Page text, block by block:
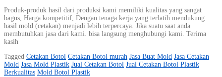
Produk-produk hasil dari produksi kami memiliki kualitas yang sangat
bagus, Harga kompetitif, Dengan tenaga kerja yang terlatih mendukung
hasil mold (cetakan) menjadi lebih terpercaya. Jika suatu saat anda
membutuhkan jasa dari kami. bisa langsung menghubungi kami. Terima
kasih
Tagged Cetakan Botol Cetakan Botol murah Jasa Buat Mold Jasa Cetakan
Mold Jasa Mold Plastik Jual Cetakan Botol Jual Cetakan Botol Plastik
Berkualitas Mold Botol Plastik